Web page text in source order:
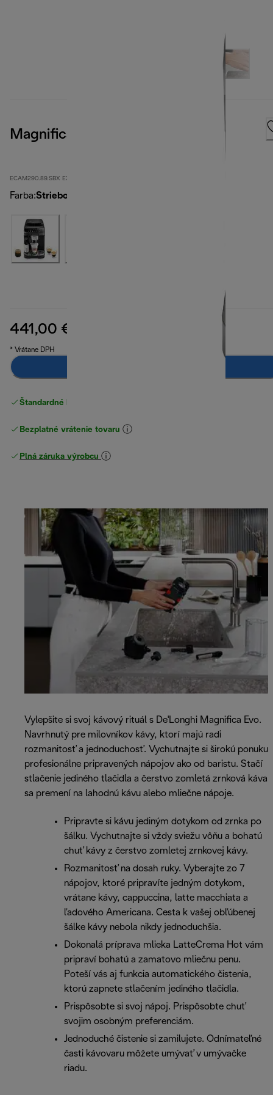
Magnifica Evo
ECAM290.89.SBX EX:1
Farba:Strieborná
441,00 €
* Vrátane DPH
Štandardné bezplatné doručenie
Bezplatné vrátenie tovaru
Plná záruka výrobcu
Vylepšite si svoj kávový rituál s De'Longhi Magnifica Evo.
Navrhnutý pre milovníkov kávy, ktorí majú radi
rozmanitosť a jednoduchosť. Vychutnajte si širokú ponuku
profesionálne pripravených nápojov ako od baristu. Stačí
stlačenie jediného tlačidla a čerstvo zomletá zrnková káva
sa premení na lahodnú kávu alebo mliečne nápoje.
Pripravte si kávu jediným dotykom od zrnka po
šálku. Vychutnajte si vždy sviežu vôňu a bohatú
chuť kávy z čerstvo zomletej zrnkovej kávy.
Rozmanitosť na dosah ruky. Vyberajte zo 7
nápojov, ktoré pripravíte jedným dotykom,
vrátane kávy, cappuccina, latte macchiata a
ľadového Americana. Cesta k vašej obľúbenej
šálke kávy nebola nikdy jednoduchšia.
Dokonalá príprava mlieka LatteCrema Hot vám
pripraví bohatú a zamatovo mliečnu penu.
Poteší vás aj funkcia automatického čistenia,
ktorú zapnete stlačením jediného tlačidla.
Prispôsobte si svoj nápoj. Prispôsobte chuť
svojim osobným preferenciám.
Jednoduché čistenie si zamilujete. Odnímateľné
časti kávovaru môžete umývať v umývačke
riadu.